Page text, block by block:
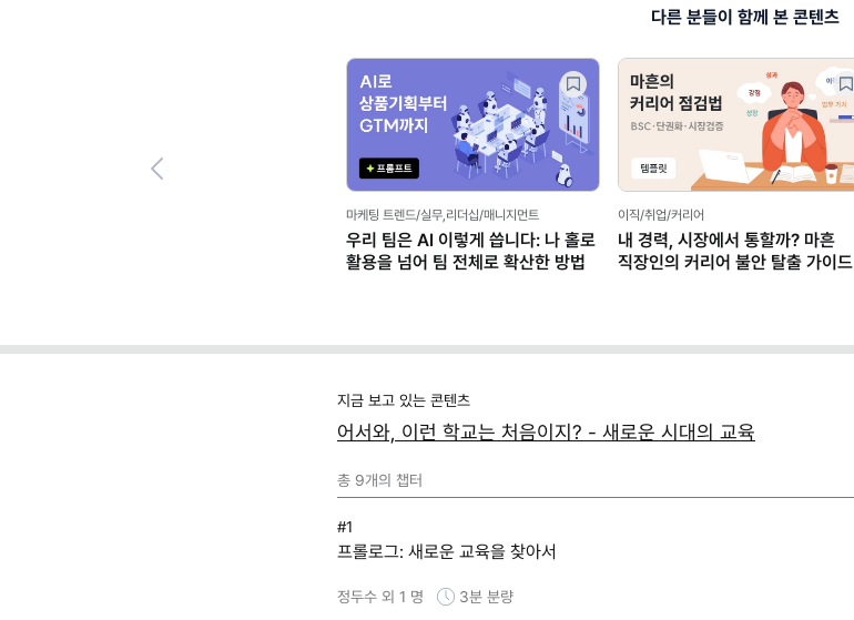
다른 분들이 함께 본 콘텐츠
마케팅 트렌드/실무,리더십/매니지먼트
우리 팀은 AI 이렇게 씁니다: 나 홀로
활용을 넘어 팀 전체로 확산한 방법
이직/취업/커리어
내 경력, 시장에서 통할까? 마흔
직장인의 커리어 불안 탈출 가이드
지금 보고 있는 콘텐츠
어서와, 이런 학교는 처음이지? - 새로운 시대의 교육
총 9개의 챕터
#1
프롤로그: 새로운 교육을 찾아서
정두수 외 1 명 3분 분량